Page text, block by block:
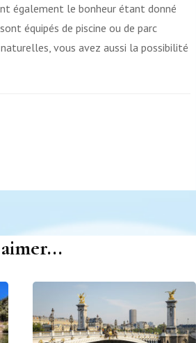
également le bonheur étant donné
équipés de piscine ou de parc
vous avez aussi la possibilité